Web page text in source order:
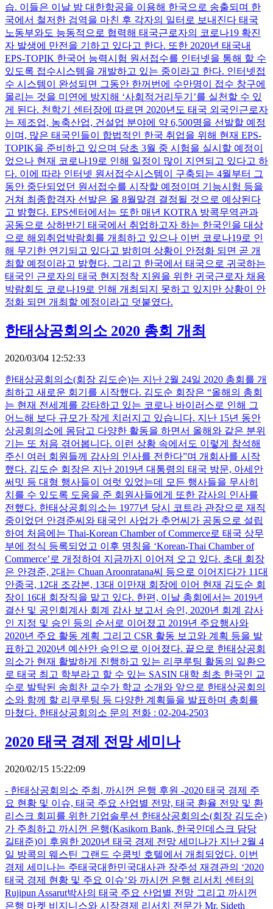
습. 이들은 이날 밤 대한항공을 이용해 한국으로 송출되며 한
국에서 철저한 검역을 마친 후 각자의 일터로 보내진다 태국
노동부와도 능동적으로 협력해 태국근로자의 코로나19 확진
자 발생에 만전을 기하고 있다고 한다. 또한 2020년 태국내
EPS-TOPIK 한국어 능력시험 원서접수를 인터넷을 통해 할 수
있도록 접수시스템을 개발하고 있는 중이라고 한다. 인터넷접
수 시스템이 완성되면 그동안 한꺼번에 수만명이 접수 창구에
몰리는 것을 미연에 방지해 ‘사회적거리두기’를 실천할 수 있
게 된다. 천학기 센터장에 따르면 2020년도 태국 외국인근로자
는 제조업, 농축산업, 건설업 분야에 약 6,500명을 선발할 예정
이며, 많은 태국인들이 합법적인 한국 취업을 위해 현재 EPS-
TOPIK을 준비하고 있으며 당초 3월 중 시험을 실시할 예정이
었으나 현재 코로나19로 인해 일정이 많이 지연되고 있다고 하
다. 이에 따라 인터넷 원서접수시스템이 구축되는 4월부터 그
동안 중단되었던 원서접수를 시작할 예정이며 기능시험 등을
거쳐 최종합격자 선발은 올 8월말경 결정될 것으로 예상된다
고 밝혔다. EPS센터에서는 또한 매년 KOTRA 방콕무역관과
공동으로 상하반기 태국에서 취업하고자 하는 한국인을 대상
으로 해외취업박람회를 개최하고 있으나 이번 코로나19로 인
해 무기한 연기되고 있다고 밝히며 상황이 안정화 되면 곧 개
최할 예정이라고 밝혔다. 그리고 한국에서 태국으로 귀국하는
태국인 근로자의 태국 현지정착 지원을 위한 귀국근로자 채용
박람회도 코로나19로 인해 개최되지 못하고 있지만 상황이 안
정화 되면 개최할 예정이라고 덧붙였다.
한태상공회의소 2020 총회 개최
2020/03/04 12:52:33
한태상공회의소(회장 김도순)는 지난 2월 24일 2020 총회를 개
최하고 새로운 회기를 시작했다. 김도순 회장은 “올해의 총회
는 현재 전세계를 강타하고 있는 코로나 바이러스로 인해 그
어느해 보다 규모가 작게 치러지고 있습니다. 지난 15년 동안
상공회의소에 몸담고 다양한 활동을 하면서 올해와 같은 분위
기는 또 처음 겪어봅니다. 이런 상황 속에서도 이렇게 참석해
주신 여러 회원들께 감사의 인사를 전한다”며 개회사를 시작
했다. 김도순 회장은 지난 2019년 대통령의 태국 방문, 아세안
써밋 등 대형 행사들이 여럿 있었는데 모든 행사들을 무사히
치를 수 있도록 도움을 준 회원사들에게 또한 감사의 인사를
전했다. 한태상공회의소는 1977년 당시 코트라 관장으로 재직
중이었던 안경준씨와 태국인 사업가 추언씨가 공동으로 설립
하여 처음에는 Thai-Korean Chamber of Commerce로 태국 상무
부에 정식 등록되었고 이후 명칭을 ‘Korean-Thai Chamber of
Commerce’로 개정하여 지금까지 이어져 오고 있다. 초대 회장
은 안경준, 2대는 Chuan Aroonratana씨 등으로 이어지다가 11대
안종국, 12대 조강본, 13대 이만재 회장에 이어 현재 김도순 회
장이 16대 회장직을 맡고 있다. 한편, 이날 총회에서는 2019년
결산 및 공인회계사 회계 감사 보고서 승인, 2020년 회계 감사
인 지정 및 승인 등의 순서로 이어졌고 2019년 주요행사와
2020년 주요 활동 계획 그리고 CSR 활동 보고와 계획 등을 발
표하고 2020년 예산안 승인으로 이어졌다. 끝으로 한태상공회
의소가 현재 활발하게 진행하고 있는 리쿠루팅 활동의 일환으
로 태국 최고 학부라고 할 수 있는 SASIN 대학 최초 한국인 교
수로 발탁된 송희찬 교수가 학교 소개와 앞으로 한태상공회의
소와 함께 할 리쿠루팅 등 다양한 계획들을 발표하며 총회를
마쳤다. 한태상공회의소 문의 전화 : 02-204-2503
2020 태국 경제 전망 세미나
2020/02/15 15:22:09
- 한태상공회의소 주최, 까시껀 은행 후원 -2020 태국 경제 주
요 현황 및 이슈, 태국 주요 산업별 전망, 태국 환율 전망 및 환
리스크 회피를 위한 기업솔루션 한태상공회의소(회장 김도순)
가 주최하고 까시껀 은행(Kasikorn Bank, 한국인데스크 담당
길태준)이 후원한 2020년 태국 경제 전망 세미나가 지난 2월 4
일 방콕의 웨스틴 그랜드 수쿰빗 호텔에서 개최되었다. 이번
경제 세미나는 주태국대한민국대사관 장주성 재경관의 ‘2020
태국 경제 현황 및 주요 이슈’와 까시껀 은행 리서치 센터의
Rujipun Assarut박사의 태국 주요 산업별 전망 그리고 까시껀
은행 마켓 비지니스와 시장경제 리서치 전문가 Mr. Sideth